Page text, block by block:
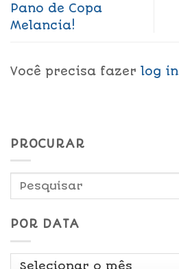
Pano de Copa
Melancia!
Você precisa fazer log in
PROCURAR
POR DATA
Por